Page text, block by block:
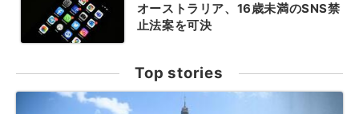
オーストラリア、16歳未満のSNS禁
止法案を可決
Top stories